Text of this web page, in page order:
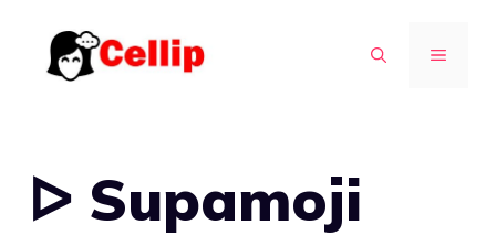
turinio
MENIU
ᐅ Supamoji